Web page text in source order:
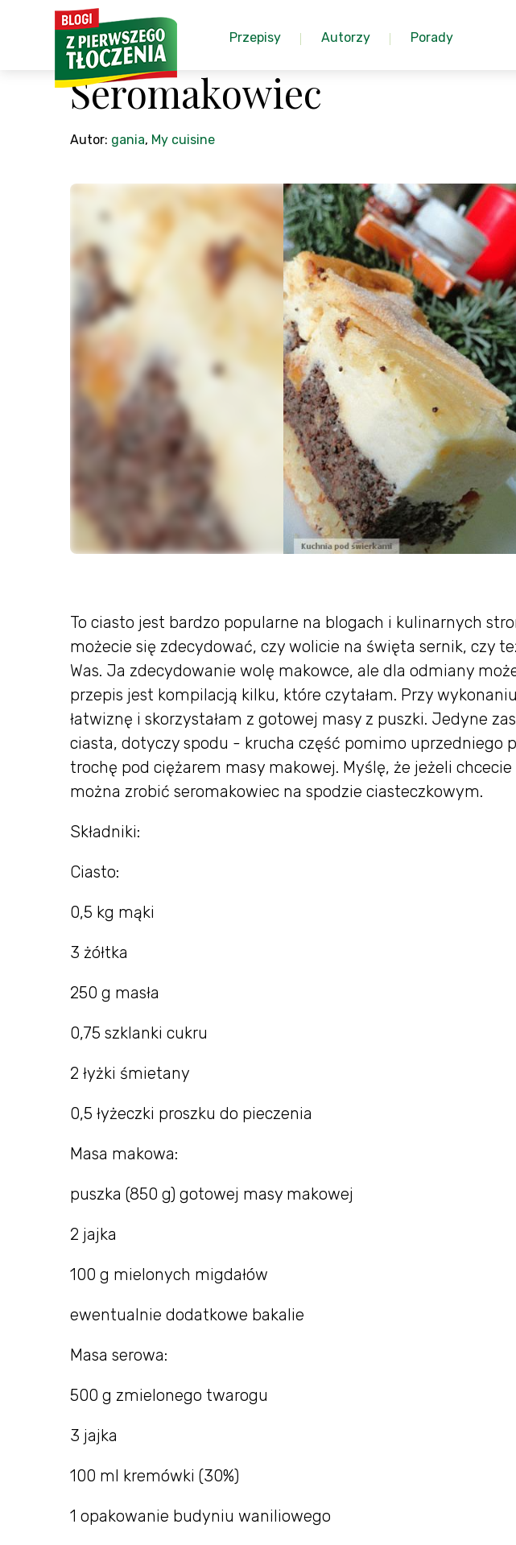
Przepisy Autorzy Porady
Seromakowiec
Autor: gania, My cuisine
To ciasto jest bardzo popularne na blogach i kulinarnych
możecie się zdecydować, czy wolicie na święta sernik, czy
Was. Ja zdecydowanie wolę makowce, ale dla odmiany
przepis jest kompilacją kilku, które czytałam. Przy
łatwiznę i skorzystałam z gotowej masy z puszki. Jedyne
ciasta, dotyczy spodu - krucha część pomimo uprzedniego
trochę pod ciężarem masy makowej. Myślę, że jeżeli
można zrobić seromakowiec na spodzie ciasteczkowym.
Składniki:
Ciasto:
0,5 kg mąki
3 żółtka
250 g masła
0,75 szklanki cukru
2 łyżki śmietany
0,5 łyżeczki proszku do pieczenia
Masa makowa:
puszka (850 g) gotowej masy makowej
2 jajka
100 g mielonych migdałów
ewentualnie dodatkowe bakalie
Masa serowa:
500 g zmielonego twarogu
3 jajka
100 ml kremówki (30%)
1 opakowanie budyniu waniliowego